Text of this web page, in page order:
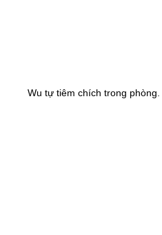
Wu tự tiêm chích trong